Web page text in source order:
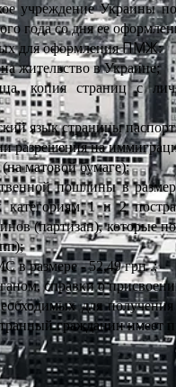
учреждение
года со дня ее
для оформленияПМЖ:
жительство в Украине;
копия страниц с
язык страницы
разрешения на
матовой бумаге);
пошлины в
категориям 1 и 2
(партизан), которые
в размере - 52,49 грн .;
справки о
для
гражданин имеет